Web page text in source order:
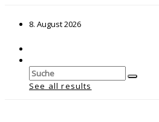
8. August 2026
See all results